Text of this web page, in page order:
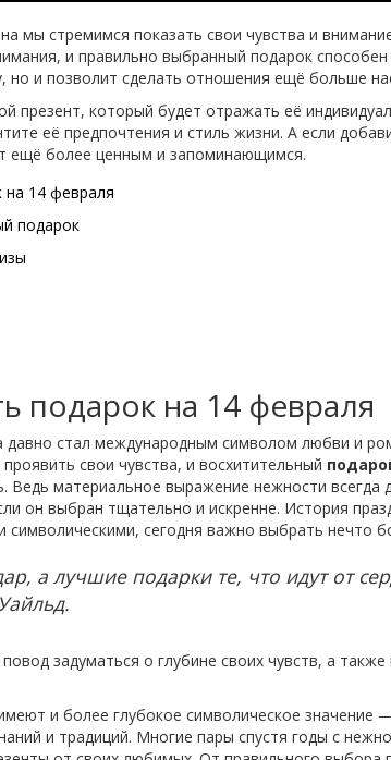
мы стремимся показать свои чувства и
и правильно выбранный подарок
но и позволит сделать отношения ещё больше
презент, который будет отражать её
её предпочтения и стиль жизни. А если
ещё более ценным и запоминающимся.
на 14 февраля
подарок
подарок на 14 февраля
давно стал международным символом любви и
свои чувства, и восхитительный
Ведь материальное выражение нежности всегда
он выбран тщательно и искренне. История
символическими, сегодня важно выбрать нечто
а лучшие подарки те, что идут от
задуматься о глубине своих чувств, а
и более глубокое символическое значение
и традиций. Многие пары спустя годы с